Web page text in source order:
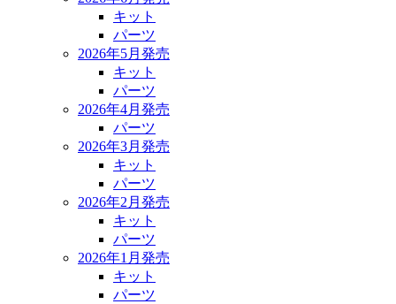
キット
パーツ
2026年5月発売
キット
パーツ
2026年4月発売
パーツ
2026年3月発売
キット
パーツ
2026年2月発売
キット
パーツ
2026年1月発売
キット
パーツ